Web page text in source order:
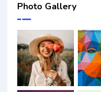
Photo Gallery